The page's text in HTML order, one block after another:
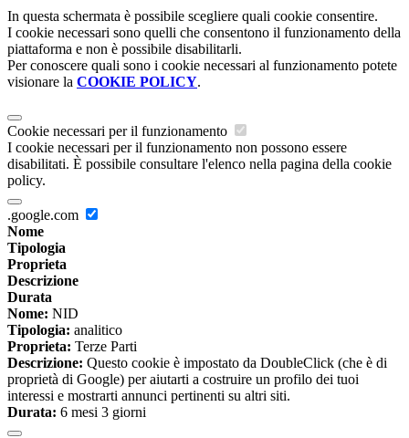
In questa schermata è possibile scegliere quali cookie consentire.
I cookie necessari sono quelli che consentono il funzionamento della
piattaforma e non è possibile disabilitarli.
Per conoscere quali sono i cookie necessari al funzionamento potete
visionare la COOKIE POLICY.
Cookie necessari per il funzionamento
I cookie necessari per il funzionamento non possono essere
disabilitati. È possibile consultare l'elenco nella pagina della cookie
policy.
.google.com
Nome
Tipologia
Proprieta
Descrizione
Durata
Nome: NID
Tipologia: analitico
Proprieta: Terze Parti
Descrizione: Questo cookie è impostato da DoubleClick (che è di
proprietà di Google) per aiutarti a costruire un profilo dei tuoi
interessi e mostrarti annunci pertinenti su altri siti.
Durata: 6 mesi 3 giorni